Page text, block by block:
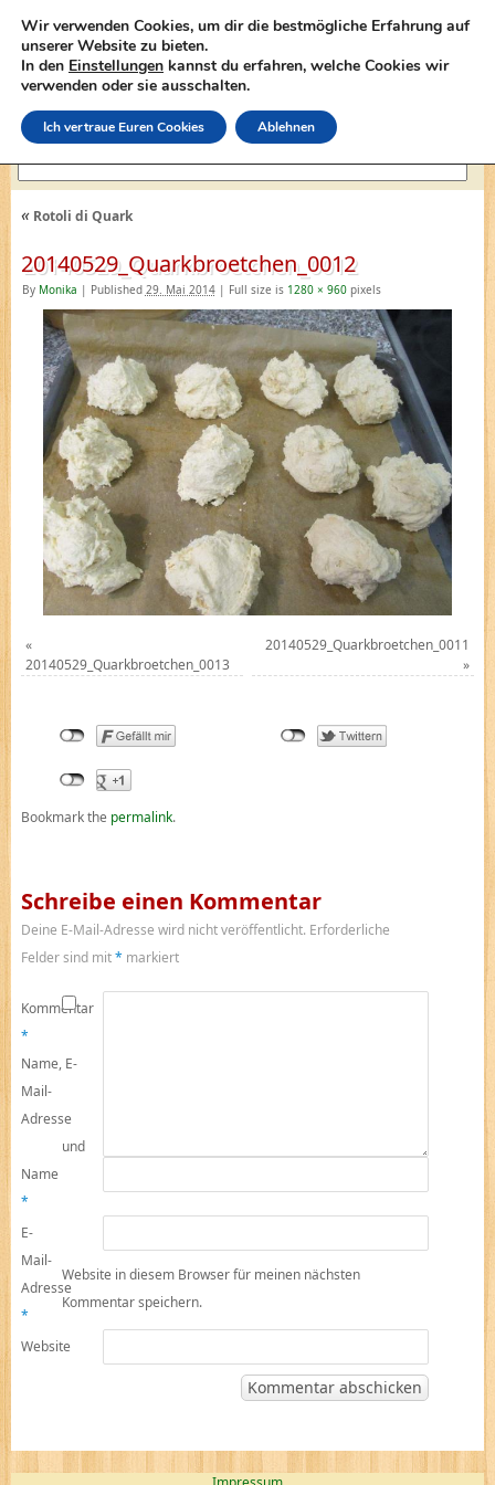
lasagne-rezepte.net
«Rotoli di Quark
20140529_Quarkbroetchen_0012
By Monika | Published 29. Mai 2014 | Full size is 1280 × 960pixels
«
20140529_Quarkbroetchen_0013
20140529_Quarkbroetchen_0011
»
Bookmark the permalink.
Schreibe einen Kommentar
Deine E-Mail-Adresse wird nicht veröffentlicht. Erforderliche
Felder sind mit* markiert
Kommentar
*
Name
*
E-
Mail-
Adresse
*
Website
Name, E-
Mail-
Adresse
und
Website in diesem Browser für meinen nächsten
Kommentar speichern.
Wir verwenden Cookies, um dir die bestmögliche Erfahrung auf
unserer Website zu bieten.
In den Einstellungen kannst du erfahren, welche Cookies wir
verwenden oder sie ausschalten.
Ich vertraue Euren Cookies Ablehnen